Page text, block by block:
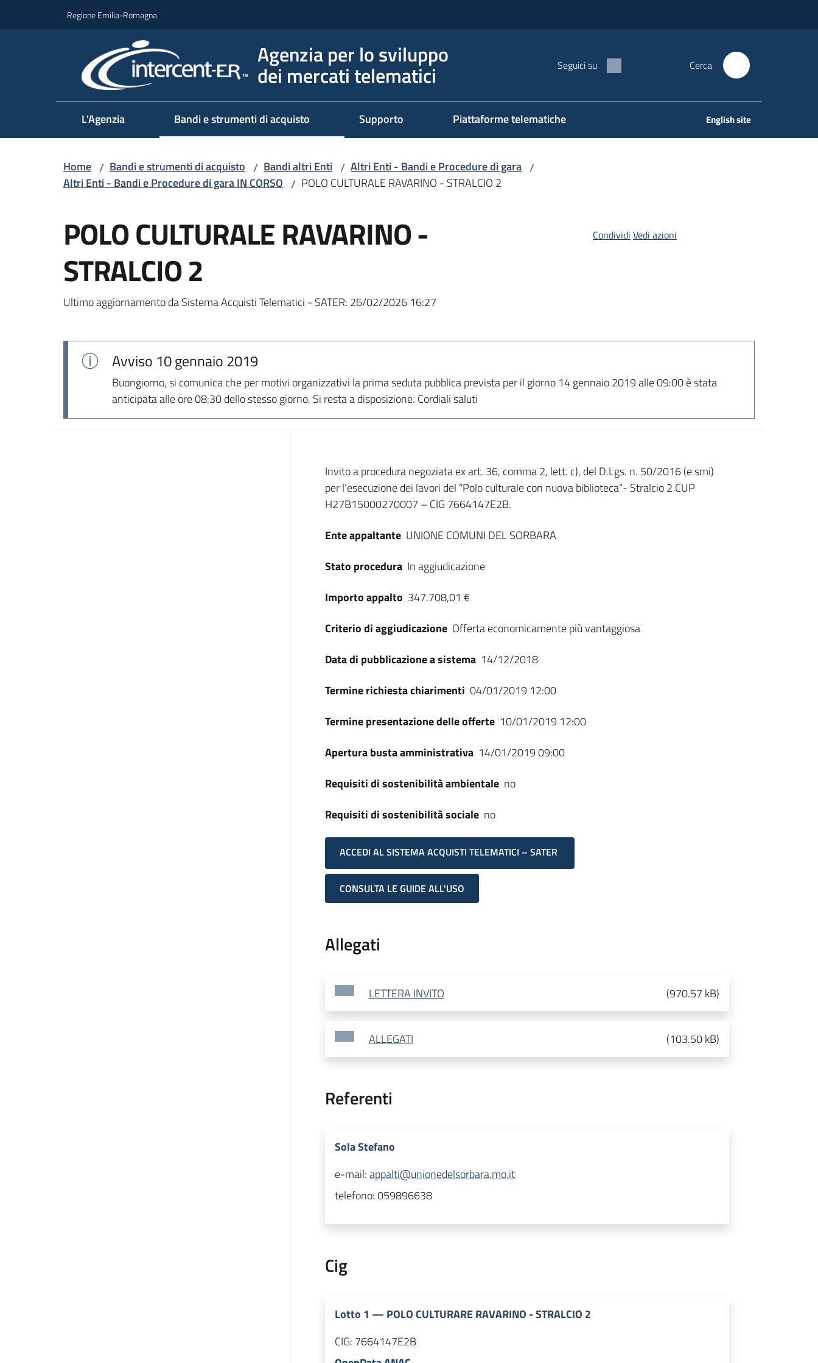
Regione Emilia-Romagna
Agenzia per lo sviluppo
dei mercati telematici Seguici su Cerca
L'Agenzia Bandi e strumenti di acquisto Supporto Piattaforme telematiche English site
Home / Bandi e strumenti di acquisto / Bandi altri Enti / Altri Enti - Bandi e Procedure di gara /
Altri Enti - Bandi e Procedure di gara IN CORSO / POLO CULTURALE RAVARINO - STRALCIO 2
POLO CULTURALE RAVARINO -
STRALCIO 2
Ultimo aggiornamento da Sistema Acquisti Telematici - SATER: 26/02/2026 16:27
Condividi Vedi azioni
Avviso 10 gennaio 2019
Buongiorno, si comunica che per motivi organizzativi la prima seduta pubblica prevista per il giorno 14 gennaio 2019 alle 09:00 è stata
anticipata alle ore 08:30 dello stesso giorno. Si resta a disposizione. Cordiali saluti
Dati del bando
Invito a procedura negoziata ex art. 36, comma 2, lett. c), del D.Lgs. n. 50/2016 (e smi)
per l’esecuzione dei lavori del “Polo culturale con nuova biblioteca”- Stralcio 2 CUP
H27B15000270007 – CIG 7664147E2B.
Ente appaltante UNIONE COMUNI DEL SORBARA
Stato procedura In aggiudicazione
Importo appalto 347.708,01 €
Criterio di aggiudicazione Offerta economicamente più vantaggiosa
Data di pubblicazione a sistema 14/12/2018
Termine richiesta chiarimenti 04/01/2019 12:00
Termine presentazione delle offerte 10/01/2019 12:00
Apertura busta amministrativa 14/01/2019 09:00
Requisiti di sostenibilità ambientale no
Requisiti di sostenibilità sociale no
ACCEDI AL SISTEMA ACQUISTI TELEMATICI – SATER
CONSULTA LE GUIDE ALL'USO
Allegati
LETTERA INVITO (970.57 kB)
ALLEGATI (103.50 kB)
Referenti
Sola Stefano
e-mail:appalti@unionedelsorbara.mo.it
telefono:059896638
Cig
Lotto 1 — POLO CULTURARE RAVARINO - STRALCIO 2
CIG: 7664147E2B